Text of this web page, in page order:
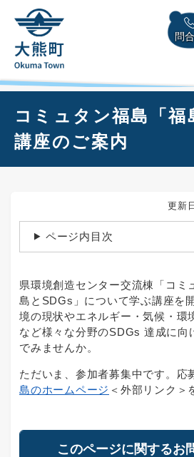
頭
メニューを飛ばして
問
コミュタン福島「福
講座のご案内
更新
ページ内目次
県環境創造センター交流棟「コミ
島とSDGs」について学ぶ講座を
境の現状やエネルギー・気候・環
など様々な分野のSDGs 達成に向
でみませんか。
ただいま、参加者募集中です。応
島のホームページ ＜外部リンク＞
このページに関するお